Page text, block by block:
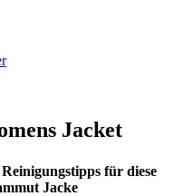
Jacket
für diese
Jacke